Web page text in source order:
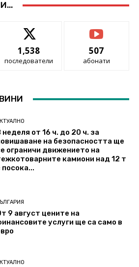
1,538
последователи
507
абонати
неделя от 16 ч. до 20 ч. за
на безопасността ще
ограничи движението на
камиони над 12 т
посока...
9 август цените на
услуги ще са само в